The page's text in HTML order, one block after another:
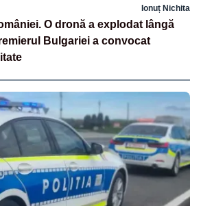
Ionuț Nichita
O dronă a explodat lângă
Bulgariei a convocat